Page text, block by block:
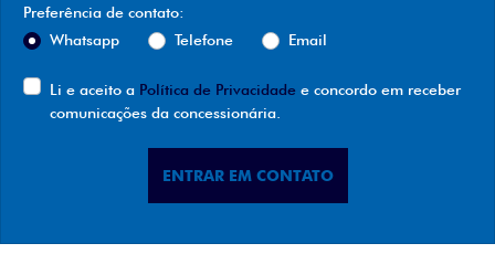
Preferência de contato:
Whatsapp
Telefone Email
Li e aceito a Política de Privacidade e concordo em receber
comunicações da concessionária.
ENTRAR EM CONTATO